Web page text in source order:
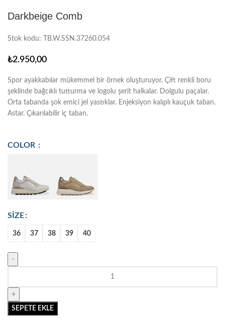
Darkbeige Comb
Stok kodu: TB.W.SSN.37260.054
₺2.950,00
Spor ayakkabılar mükemmel bir örnek oluşturuyor. Çift renkli boru
şeklinde bağcıklı tutturma ve logolu şerit halkalar. Dolgulu paçalar.
Orta tabanda şok emici jel yastıklar. Enjeksiyon kalıplı kauçuk taban.
Astar. Çıkarılabilir iç taban.
COLOR
SIZE
36 37 38 39 40
adet
SEPETE EKLE